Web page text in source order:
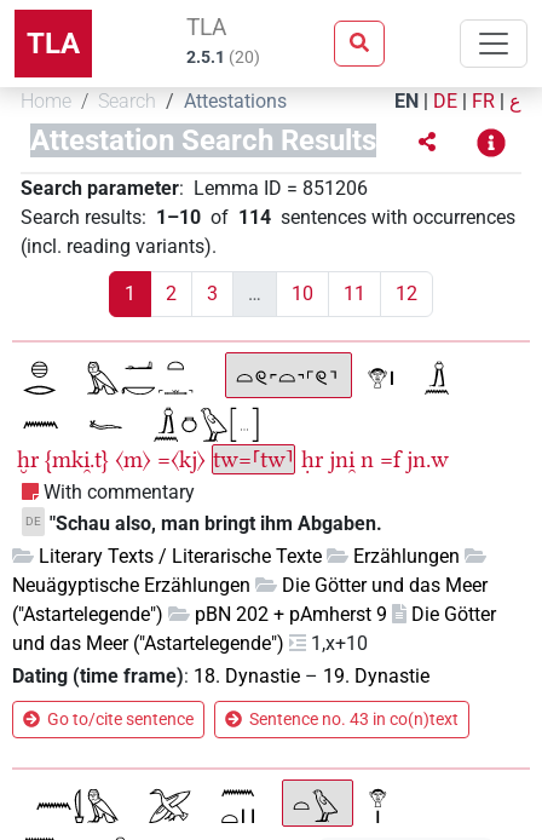
TLA TLA
2.5.1 (20)
Home Search Attestations EN | DE | FR | ع
Attestation Search Results
Search parameter: Lemma ID = 851206
Search results: 1–10 of 114 sentences with occurrences
(incl. reading variants).
1 2 3 … 10 11 12
ḫr {mki̯.t} 〈m〉 =〈kj〉 tw=⸢tw⸣ ḥr jni̯ n =f jn.w
With commentary
DE "Schau also, man bringt ihm Abgaben.
Literary Texts / Literarische Texte
Erzählungen
Neuägyptische Erzählungen
Die Götter und das Meer
("Astartelegende")
pBN 202 + pAmherst 9
Die Götter
und das Meer ("Astartelegende")
1,x+10
Dating (time frame): 18. Dynastie – 19. Dynastie
Go to/cite sentence Sentence no. 43 in co(n)text